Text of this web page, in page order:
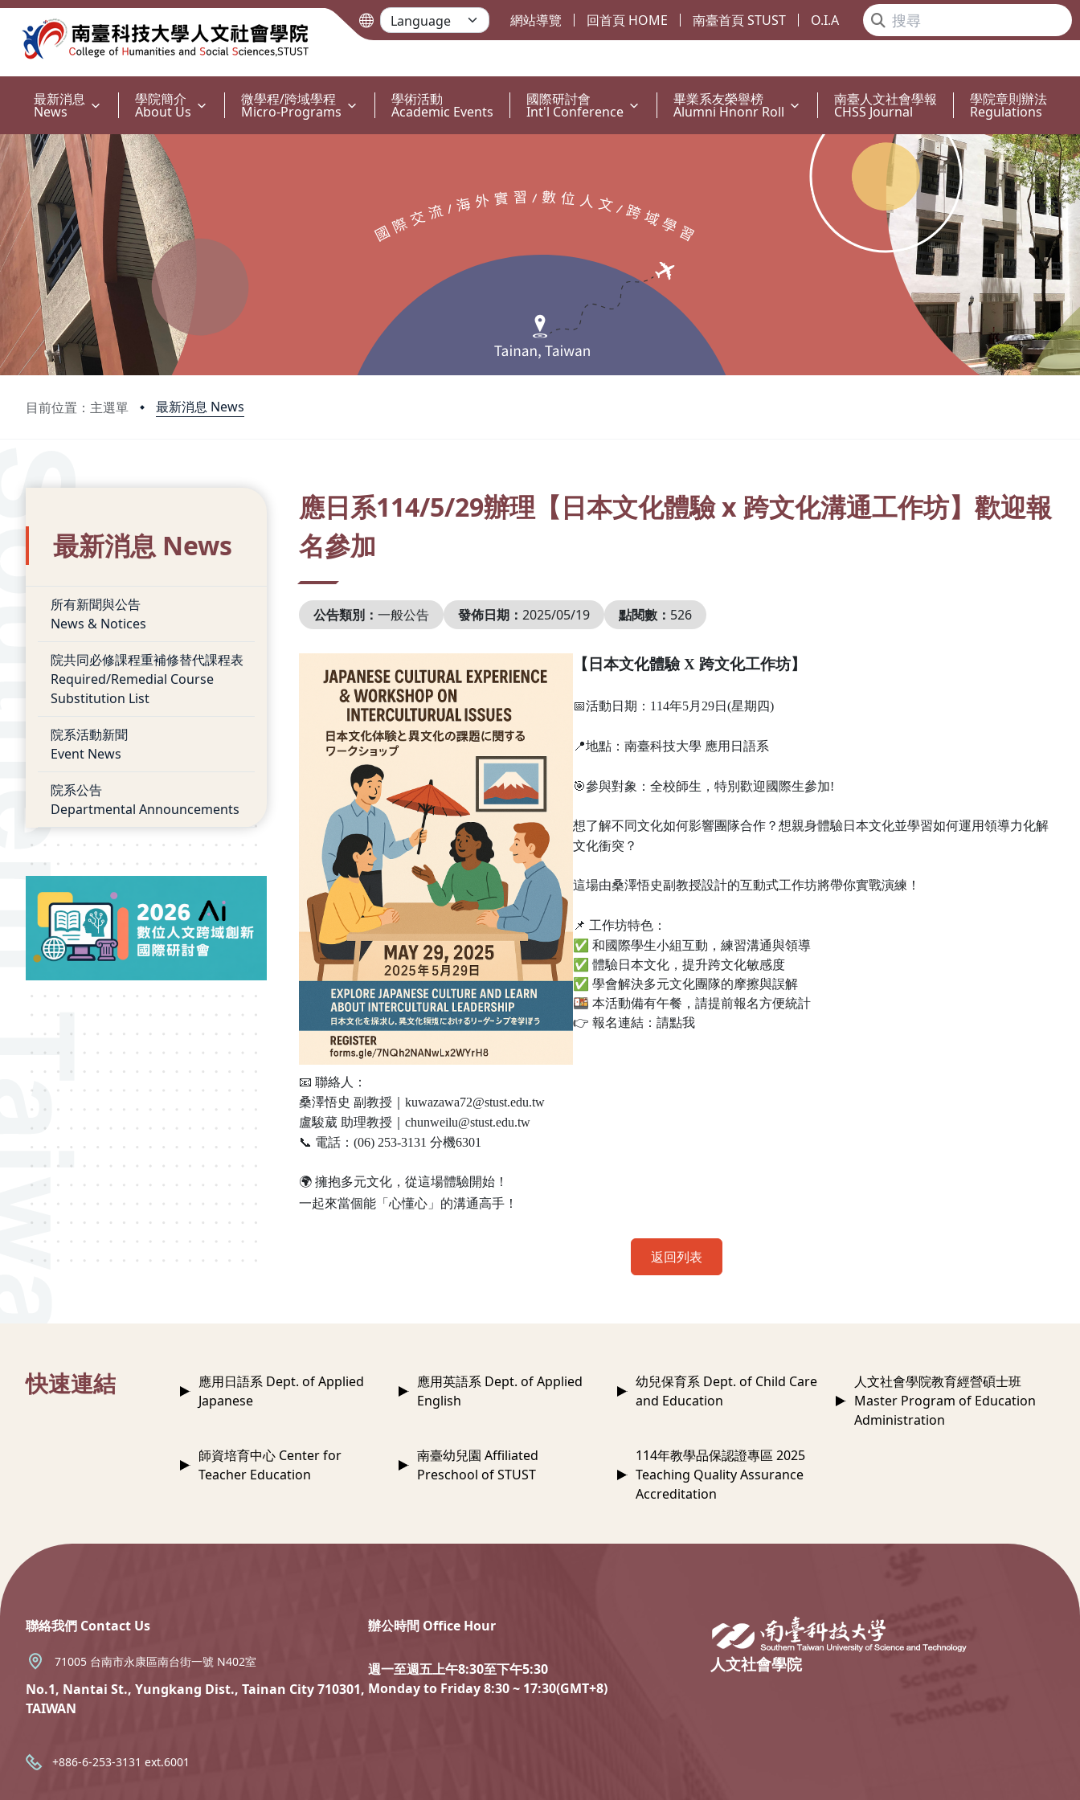
網站導覽 回首頁 HOME 南臺首頁 STUST O.I.A
最新消息
News
學院簡介
About Us
微學程/跨域學程
Micro-Programs
學術活動
Academic Events
國際研討會
Int'l Conference
畢業系友榮譽榜
Alumni Hnonr Roll
南臺人文社會學報
CHSS Journal
學院章則辦法
Regulations
目前位置：主選單 最新消息 News
:::
最新消息 News
所有新聞與公告
News & Notices
院共同必修課程重補修替代課程表
Required/Remedial Course
Substitution List
院系活動新聞
Event News
院系公告
Departmental Announcements
應日系114/5/29辦理【日本文化體驗 x 跨文化溝通工作坊】歡迎報
名參加
公告類別： 一般公告 發佈日期： 2025/05/19 點閱數： 526
【日本文化體驗 X 跨文化工作坊】
📅活動日期：114年5月29日(星期四)
📍地點：南臺科技大學 應用日語系
🎯參與對象：全校師生，特別歡迎國際生參加!
想了解不同文化如何影響團隊合作？想親身體驗日本文化並學習如何運用領導力化解
文化衝突？
這場由桑澤悟史副教授設計的互動式工作坊將帶你實戰演練！
📌 工作坊特色：
✅ 和國際學生小組互動，練習溝通與領導
✅ 體驗日本文化，提升跨文化敏感度
✅ 學會解決多元文化團隊的摩擦與誤解
🍱 本活動備有午餐，請提前報名方便統計
👉 報名連結： 請點我
📧 聯絡人：
桑澤悟史 副教授｜kuwazawa72@stust.edu.tw
盧駿葳 助理教授｜chunweilu@stust.edu.tw
📞 電話：(06) 253-3131 分機6301
🌍 擁抱多元文化，從這場體驗開始！
一起來當個能「心懂心」的溝通高手！
返回列表
快速連結
應用日語系 Dept. of Applied
Japanese
應用英語系 Dept. of Applied
English
幼兒保育系 Dept. of Child Care
and Education
人文社會學院教育經營碩士班
Master Program of Education
Administration
師資培育中心 Center for
Teacher Education
南臺幼兒園 Affiliated
Preschool of STUST
114年教學品保認證專區 2025
Teaching Quality Assurance
Accreditation
人文社會學院
聯絡我們 Contact Us
71005 台南市永康區南台街一號 N402室
No.1, Nantai St., Yungkang Dist., Tainan City 710301,
TAIWAN
+886-6-253-3131 ext.6001
辦公時間 Office Hour
週一至週五上午8:30至下午5:30
Monday to Friday 8:30 ~ 17:30(GMT+8)